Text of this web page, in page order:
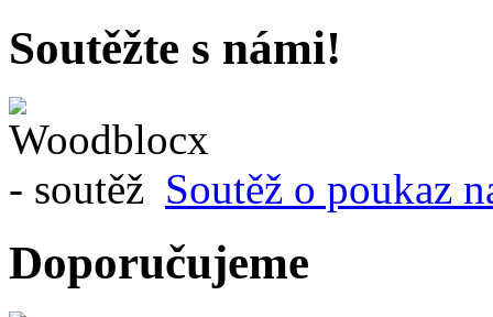
Soutěžte s námi!
Soutěž o poukaz
Doporučujeme